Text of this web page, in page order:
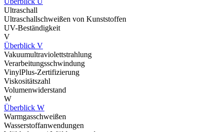
Ultraschall
Ultraschallschweißen von Kunststoffen
UV-Beständigkeit
V
Überblick V
Vakuumultraviolettstrahlung
Verarbeitungsschwindung
VinylPlus-Zertifizierung
Viskositätszahl
Volumenwiderstand
W
Überblick W
Warmgasschweißen
Wasserstoffanwendungen